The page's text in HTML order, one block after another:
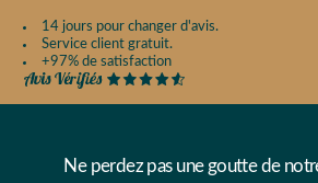
14 jours pour changer d'avis.
Service client gratuit.
+97% de satisfaction
Ne perdez pas une goutte de